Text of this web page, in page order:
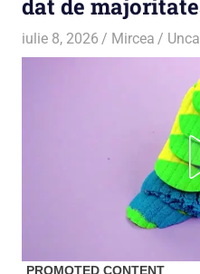
dat de
iulie 8, 2026 Mircea